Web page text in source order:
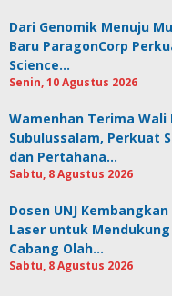
Dari Genomik Menuju
Baru ParagonCorp
Science…
Senin, 10 Agustus 2026
Wamenhan Terima Wali
Subulussalam, Perkuat
dan Pertahana…
Sabtu, 8 Agustus 2026
Dosen UNJ
Laser untuk
Cabang Olah…
Sabtu, 8 Agustus 2026